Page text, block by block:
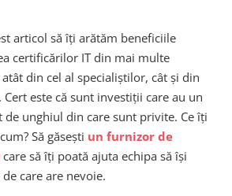
articol să îți arătăm beneficiile
certificărilor IT din mai multe
din cel al specialiștilor, cât și din
este că sunt investiții care au un
de unghiul din care sunt privite. Ce îți
Să găsești un furnizor de
care să îți poată ajuta echipa să își
care are nevoie.